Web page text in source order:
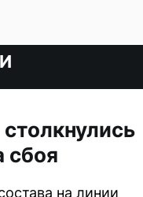
сбоя
на линии